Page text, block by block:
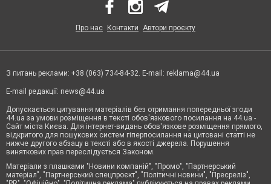
Про нас Контакти Автори проєкту
З питань реклами: +38 (063) 734-84-32. E-mail: reklama@44.ua
E-mail редакції: news@44.ua
Допускається цитування матеріалів без отримання попередньої згоди
44.ua за умови розміщення в тексті обов'язкового посилання на 44.ua -
Сайт міста Києва. Для інтернет-видань обов'язкове розміщення прямого,
відкритого для пошукових систем гіперпосилання на цитовані статті не
нижче другого абзацу в тексті або в якості джерела. Порушення
виняткових прав переслідується Законом.
Матеріали з плашками "Новини компаній", "Промо", "Партнерський
матеріал", "Партнерський спецпроєкт", "Політичні новини", "Пресреліз",